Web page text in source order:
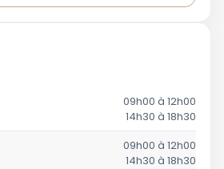
09h00 à 12h00
14h30 à 18h30
09h00 à 12h00
14h30 à 18h30